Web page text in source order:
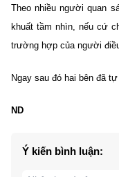
Theo nhiều người quan
khuất tầm nhìn, nếu cứ
trường hợp của người
Ngay sau đó hai bên đã
ND
Ý kiến bình luận: